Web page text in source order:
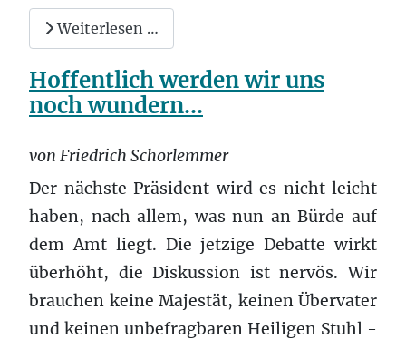
Weiterlesen …
Hoffentlich werden wir uns
noch wundern...
von Friedrich Schorlemmer
Der nächste Präsident wird es nicht leicht
haben, nach allem, was nun an Bürde auf
dem Amt liegt. Die jetzige Debatte wirkt
überhöht, die Diskussion ist nervös. Wir
brauchen keine Majestät, keinen Übervater
und keinen unbefragbaren Heiligen Stuhl -